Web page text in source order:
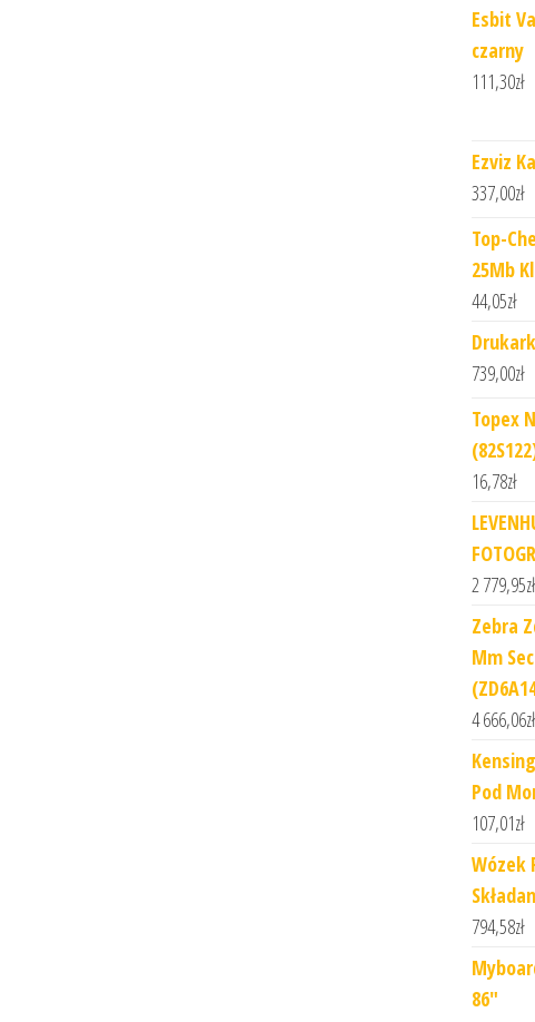
Esbit
czarny
111,30zł
Ezviz
337,00zł
Top-
25Mb
44,05zł
739,00zł
Topex
16,78zł
2 779,95zł
Zebra
Mm
4 666,06zł
Pod
107,01zł
Wózek
794,58zł
86"